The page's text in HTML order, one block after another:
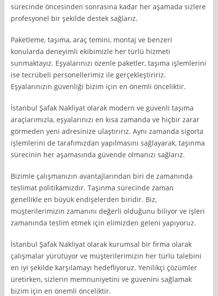
sürecinde öncesinden sonrasına kadar her aşamada sizlere
profesyonel bir şekilde destek sağlarız.
Paketleme, taşıma, araç temini, montaj ve benzeri
konularda deneyimli ekibimizle her türlü hizmeti
sunmaktayız. Eşyalarınızı özenle paketler, taşıma işlemlerini
ise tecrübeli personellerimiz ile gerçekleştiririz.
Eşyalarınızın güvenliği bizim için en önemli önceliktir.
İstanbul Şafak Nakliyat olarak modern ve güvenli taşıma
araçlarımızla, eşyalarınızı en kısa zamanda ve hiçbir zarar
görmeden yeni adresinize ulaştırırız. Aynı zamanda sigorta
işlemlerini de tarafımızdan yapılmasını sağlayarak, taşınma
sürecinin her aşamasında güvende olmanızı sağlarız.
Bizimle çalışmanızın avantajlarından biri de zamanında
teslimat politikamızdır. Taşınma sürecinde zaman
genellikle en büyük endişelerden biridir. Biz,
müşterilerimizin zamanını değerli olduğunu biliyor ve işleri
zamanında teslim etmek için elimizden geleni yapıyoruz.
İstanbul Şafak Nakliyat olarak kurumsal bir firma olarak
çalışmalar yürütüyor ve müşterilerimizin her türlü talebini
en iyi şekilde karşılamayı hedefliyoruz. Yenilikçi çözümler
üretirken, sizlerin memnuniyetini ve güvenini sağlamak
bizim için en önemli önceliktir.